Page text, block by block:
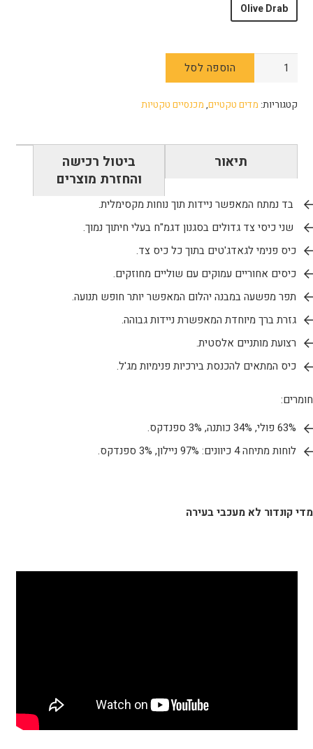
Olive Drab
כמות
Paladin
-
הוספה לסל
קטגוריות: מדים טקטיים, מכנסיים טקטיות
תיאור
ביטול רכישה
והחזרת מוצרים
בד נמתח המאפשר ניידות תוך נוחות מקסימלית.
שני כיסי צד גדולים בסגנון דגמ"ח בעלי חיתוך נמוך.
כיס פנימי לגאדג'טים בתוך כל כיס צד.
כיסים אחוריים עמוקים עם שוליים מחוזקים.
תפר מפשעה במבנה יהלום המאפשר יותר חופש תנועה.
גזרת ברך מיוחדת המאפשרת ניידות גבוהה.
רצועת מותניים אלסטית.
כיס המתאים להכנסת בירכיות פנימיות מג'ל.
חומרים:
63% פולי, 34% כותנה, 3% ספנדקס.
לוחות מתיחה 4 כיוונים: 97% ניילון, 3% ספנדקס.
מדי קונדור לא מעכבי בעירה